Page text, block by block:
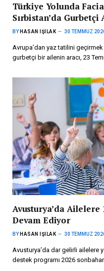
Türkiye Yolunda
Sırbistan’da
BY HASAN IŞILAK 30 TEMMUZ
Avrupa’dan yaz tatilini
gurbetçi bir ailenin aracı, 23
Avusturya’da
Devam Ediyor
BY HASAN IŞILAK 30 TEMMUZ
Avusturya’da dar gelirli ailelere
destek programı 2026